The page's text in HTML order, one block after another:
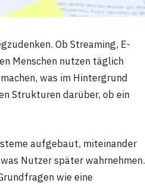
Ob Streaming, E-
Menschen nutzen täglich
was im Hintergrund
Strukturen darüber, ob ein
aufgebaut, miteinander
Nutzer später wahrnehmen.
wie eine